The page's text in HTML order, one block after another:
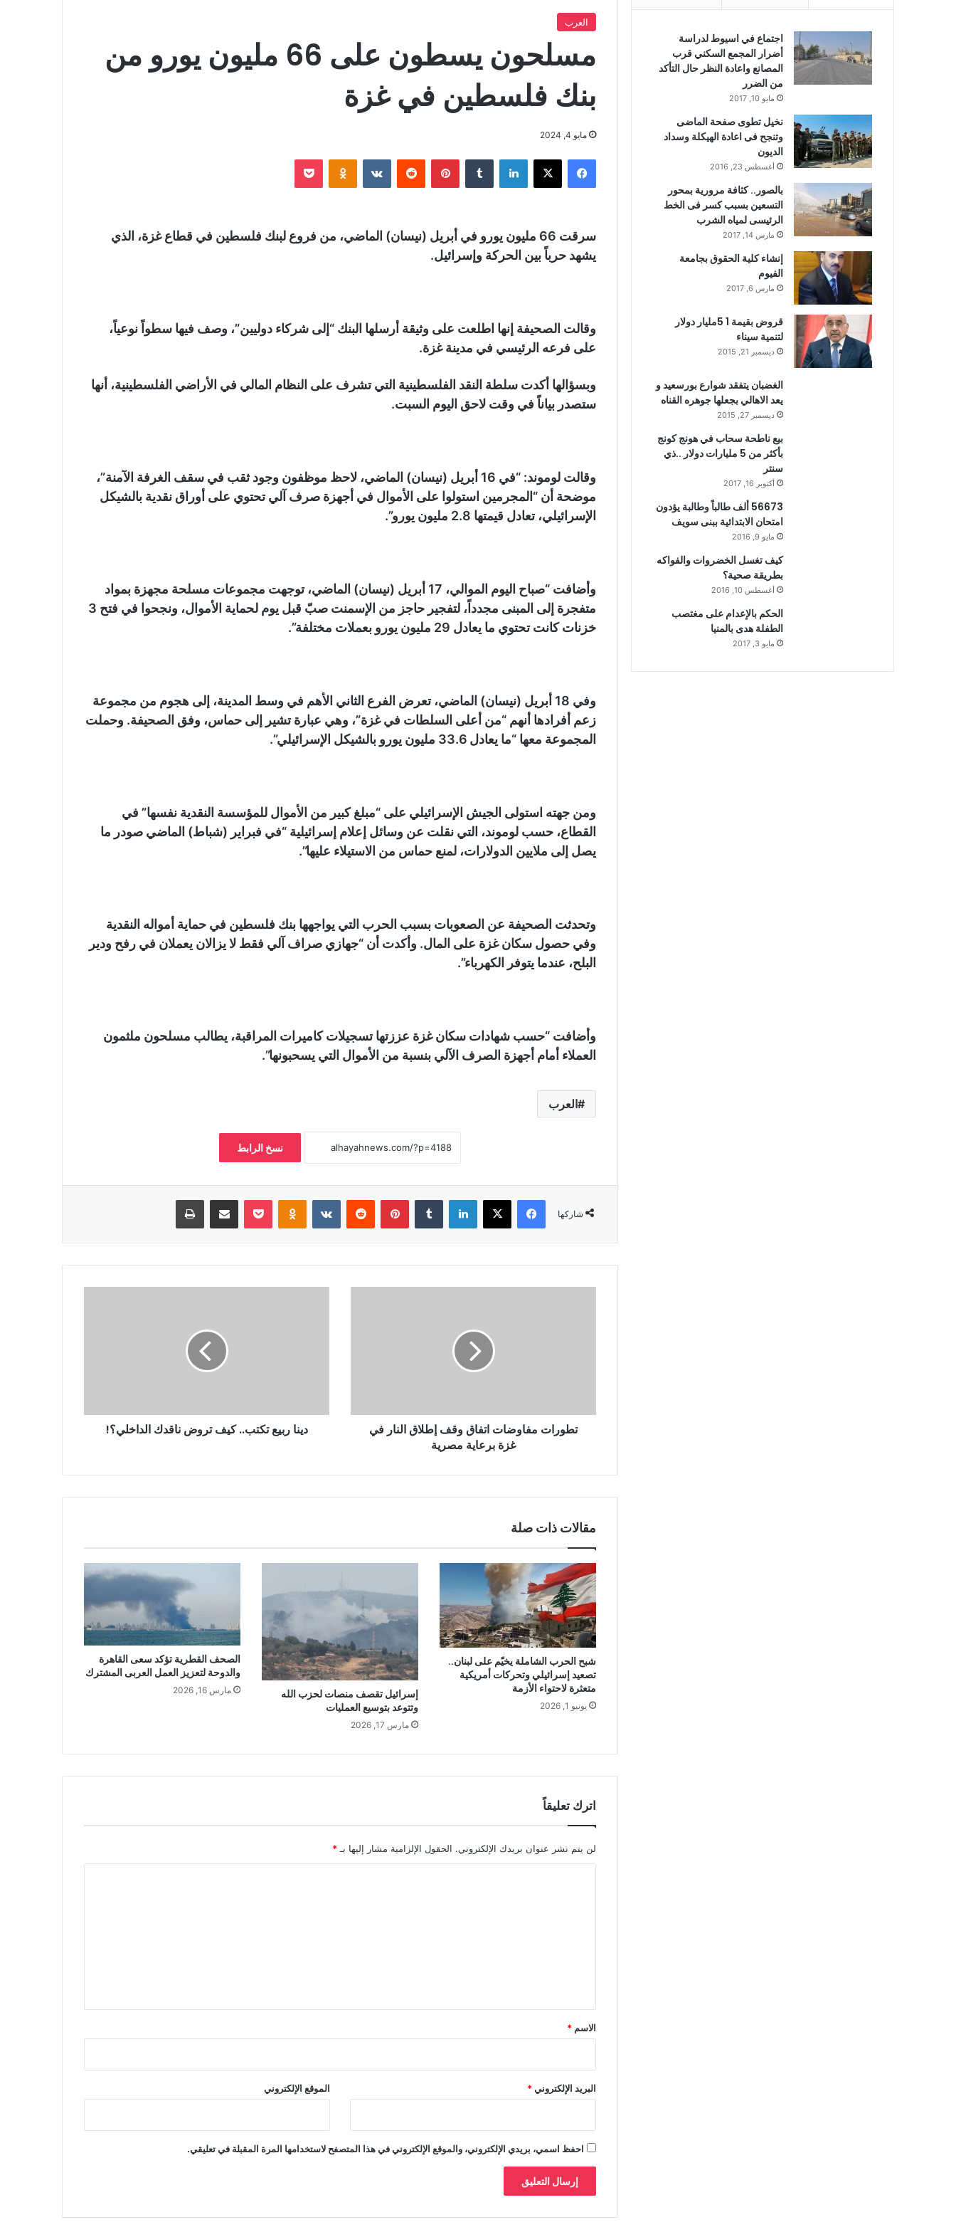
العرب
مسلحون يسطون على 66 مليون يورو من
بنك فلسطين في غزة
مايو 4, 2024
فيسبوك لينكدإن بينتيريست
سرقت 66 مليون يورو في أبريل (نيسان) الماضي، من فروع لبنك فلسطين في قطاع غزة، الذي
يشهد حرباً بين الحركة وإسرائيل.
وقالت الصحيفة إنها اطلعت على وثيقة أرسلها البنك “إلى شركاء دوليين”، وصف فيها سطواً نوعياً،
على فرعه الرئيسي في مدينة غزة.
وبسؤالها أكدت سلطة النقد الفلسطينية التي تشرف على النظام المالي في الأراضي الفلسطينية، أنها
ستصدر بياناً في وقت لاحق اليوم السبت.
وقالت لوموند: “في 16 أبريل (نيسان) الماضي، لاحظ موظفون وجود ثقب في سقف الغرفة الآمنة”،
موضحة أن “المجرمين استولوا على الأموال في أجهزة صرف آلي تحتوي على أوراق نقدية بالشيكل
الإسرائيلي، تعادل قيمتها 2.8 مليون يورو”.
وأضافت “صباح اليوم الموالي، 17 أبريل (نيسان) الماضي، توجهت مجموعات مسلحة مجهزة بمواد
متفجرة إلى المبنى مجدداً، لتفجير حاجز من الإسمنت صبّ قبل يوم لحماية الأموال، ونجحوا في فتح 3
خزنات كانت تحتوي ما يعادل 29 مليون يورو بعملات مختلفة”.
وفي 18 أبريل (نيسان) الماضي، تعرض الفرع الثاني الأهم في وسط المدينة، إلى هجوم من مجموعة
زعم أفرادها أنهم “من أعلى السلطات في غزة”، وهي عبارة تشير إلى حماس، وفق الصحيفة. وحملت
المجموعة معها “ما يعادل 33.6 مليون يورو بالشيكل الإسرائيلي”.
ومن جهته استولى الجيش الإسرائيلي على “مبلغ كبير من الأموال للمؤسسة النقدية نفسها” في
القطاع، حسب لوموند، التي نقلت عن وسائل إعلام إسرائيلية “في فبراير (شباط) الماضي صودر ما
يصل إلى ملايين الدولارات، لمنع حماس من الاستيلاء عليها”.
وتحدثت الصحيفة عن الصعوبات بسبب الحرب التي يواجهها بنك فلسطين في حماية أمواله النقدية
وفي حصول سكان غزة على المال. وأكدت أن “جهازي صراف آلي فقط لا يزالان يعملان في رفح ودير
البلح، عندما يتوفر الكهرباء”.
وأضافت “حسب شهادات سكان غزة عززتها تسجيلات كاميرات المراقبة، يطالب مسلحون ملثمون
العملاء أمام أجهزة الصرف الآلي بنسبة من الأموال التي يسحبونها”.
العرب
نسخ الرابط
شاركها
فيسبوك لينكدإن بينتيريست بوكيت
تطورات مفاوضات اتفاق وقف إطلاق النار في
غزة برعاية مصرية
دينا ربيع تكتب.. كيف تروض ناقدك الداخلي؟!
مقالات ذات صلة
شبح الحرب الشاملة يخيّم على لبنان..
تصعيد إسرائيلي وتحركات أمريكية
متعثرة لاحتواء الأزمة
يونيو 1, 2026
إسرائيل تقصف منصات لحزب الله
وتتوعد بتوسيع العمليات
مارس 17, 2026
الصحف القطرية تؤكد سعى القاهرة
والدوحة لتعزيز العمل العربى المشترك
مارس 16, 2026
اترك تعليقاً
لن يتم نشر عنوان بريدك الإلكتروني. الحقول الإلزامية مشار إليها بـ *
*
الاسم *
البريد الإلكتروني* الموقع الإلكتروني
احفظ اسمي، بريدي الإلكتروني، والموقع الإلكتروني في هذا المتصفح لاستخدامها المرة المقبلة في تعليقي.
اجتماع في اسيوط لدراسة
أضرار المجمع السكني قرب
المصانع واعادة النظر حال التأكد
من الضرر
مايو 10, 2017
نخيل تطوى صفحة الماضى
وتنجح فى اعادة الهيكلة وسداد
الديون
أغسطس 23, 2016
بالصور.. كثافة مرورية بمحور
التسعين بسبب كسر فى الخط
الرئيسى لمياه الشرب
مارس 14, 2017
إنشاء كلية الحقوق بجامعة
الفيوم
مارس 6, 2017
قروض بقيمة 1 5مليار دولار
لتنمية سيناء
ديسمبر 21, 2015
الغضبان يتفقد شوارع بورسعيد و
يعد الاهالي بجعلها جوهره القناه
ديسمبر 27, 2015
بيع ناطحة سحاب في هونج كونج
بأكثر من 5 مليارات دولار ..ذي
سنتر
أكتوبر 16, 2017
56673 ألف طالباً وطالبة يؤدون
امتحان الابتدائية ببنى سويف
مايو 9, 2016
كيف تغسل الخضروات والفواكه
بطريقة صحية؟
أغسطس 10, 2016
الحكم بالإعدام على مغتصب
الطفلة هدى بالمنيا
مايو 3, 2017